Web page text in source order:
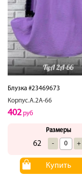
Блузка #23469673
Корпус.А.2А-66
402руб
Размеры
62 - +
Купить